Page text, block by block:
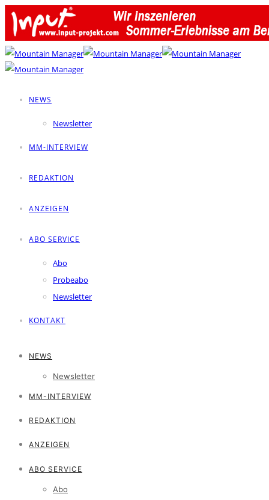
NEWS
Newsletter
MM-INTERVIEW
REDAKTION
ANZEIGEN
ABO SERVICE
Abo
Probeabo
Newsletter
KONTAKT
NEWS
Newsletter
MM-INTERVIEW
REDAKTION
ANZEIGEN
ABO SERVICE
Abo